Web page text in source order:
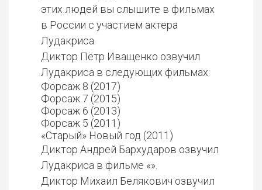
этих людей вы слышите в фильмах
в России с участием актера
Лудакриса.
Диктор Пётр Иващенко озвучил
Лудакриса в следующих фильмах:
Форсаж 8 (2017)
Форсаж 7 (2015)
Форсаж 6 (2013)
Форсаж 5 (2011)
«Старый» Новый год (2011)
Диктор Андрей Бархударов озвучил
Лудакриса в фильме «».
Диктор Михаил Белякович озвучил